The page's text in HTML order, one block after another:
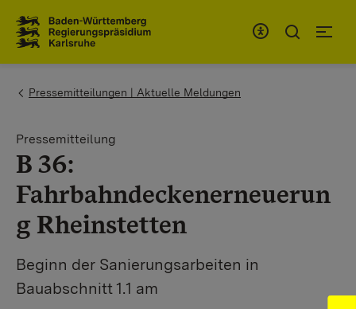
You are here:
Pressemitteilungen | Aktuelle Meldungen
Pressemitteilung
B 36:
Fahrbahndeckenerneuerun
g Rheinstetten
Beginn der Sanierungsarbeiten in
Bauabschnitt 1.1 am